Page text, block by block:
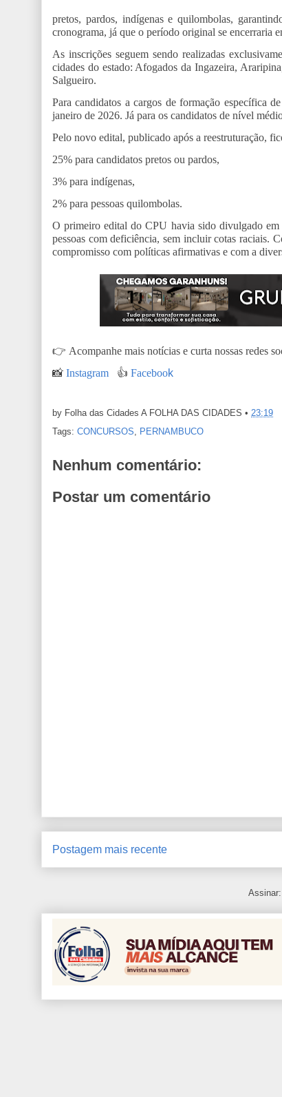
pretos, pardos, indígenas e quilombolas,
cronograma, já que o período original se encerraria
As inscrições seguem sendo realizadas
cidades do estado: Afogados da Ingazeira,
Salgueiro.
Para candidatos a cargos de formação específica
janeiro de 2026. Já para os candidatos de nível
Pelo novo edital, publicado após a reestruturação,
25% para candidatos pretos ou pardos,
3% para indígenas,
2% para pessoas quilombolas.
O primeiro edital do CPU havia sido divulgado em
pessoas com deficiência, sem incluir cotas raciais.
compromisso com políticas afirmativas e com a
👉 Acompanhe mais notícias e curta nossas redes
📸 Instagram 👍 Facebook
by Folha das Cidades A FOLHA DAS CIDADES • 23:19
Tags: CONCURSOS, PERNAMBUCO
Nenhum comentário:
Postar um comentário
Postagem mais recente
Assinar: